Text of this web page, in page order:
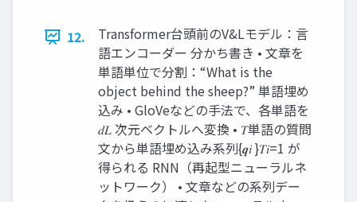
12.
Transformer台頭前のV&Lモデル：言
語エンコーダー 分かち書き • 文章を
単語単位で分割：“What is the
object behind the sheep?” 単語埋め
込み • GloVeなどの手法で、各単語を
𝑑𝐿 次元ベクトルへ変換 • 𝑇単語の質問
文から単語埋め込み系列{𝒒𝑖 }𝑇𝑖=1 が
得られる RNN（再起型ニューラルネ
ットワーク） • 文章などの系列デー